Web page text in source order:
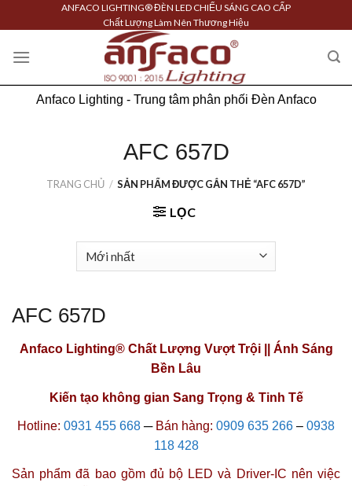
to
content
ANFACO LIGHTING® ĐÈN LED CHIẾU SÁNG CAO CẤP
Chất Lượng Làm Nên Thương Hiệu
Anfaco Lighting - Trung tâm phân phối Đèn Anfaco
AFC 657D
TRANG CHỦ / SẢN PHẨM ĐƯỢC GẮN THẺ “AFC 657D”
LỌC
AFC 657D
Anfaco Lighting® Chất Lượng Vượt Trội || Ánh Sáng
Bền Lâu
Kiến tạo không gian Sang Trọng & Tinh Tế
Hotline: 0931 455 668 ─Bán hàng: 0909 635 266 – 0938
118 428
Sản phẩm đã bao gồm đủ bộ LED và Driver-IC nên việc